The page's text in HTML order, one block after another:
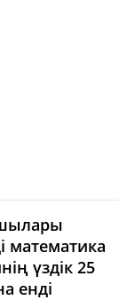
математика
үздік 25
енді